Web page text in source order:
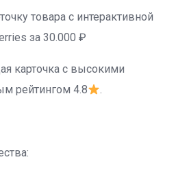
товара с интерактивной
за 30.000 ₽
карточка с высокими
рейтингом 4.8
.